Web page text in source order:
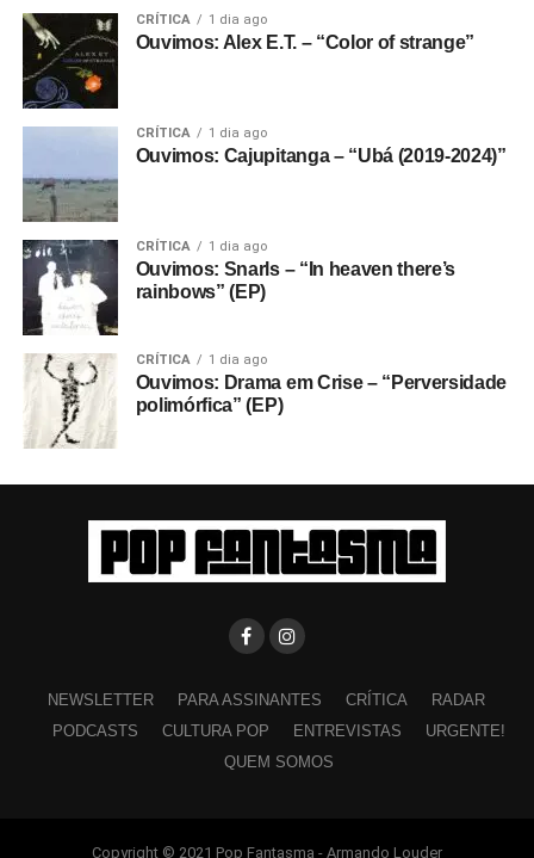
CRÍTICA 1 dia ago
Ouvimos: Alex E.T. – “Color of strange”
CRÍTICA 1 dia ago
Ouvimos: Cajupitanga – “Ubá (2019-2024)”
CRÍTICA 1 dia ago
Ouvimos: Snarls – “In heaven there’s
rainbows” (EP)
CRÍTICA 1 dia ago
Ouvimos: Drama em Crise – “Perversidade
polimórfica” (EP)
NEWSLETTER PARA ASSINANTES CRÍTICA
RADAR
PODCASTS
CULTURA POP ENTREVISTAS
URGENTE!
QUEM SOMOS
Copyright © 2021 Pop Fantasma - Armando Louder